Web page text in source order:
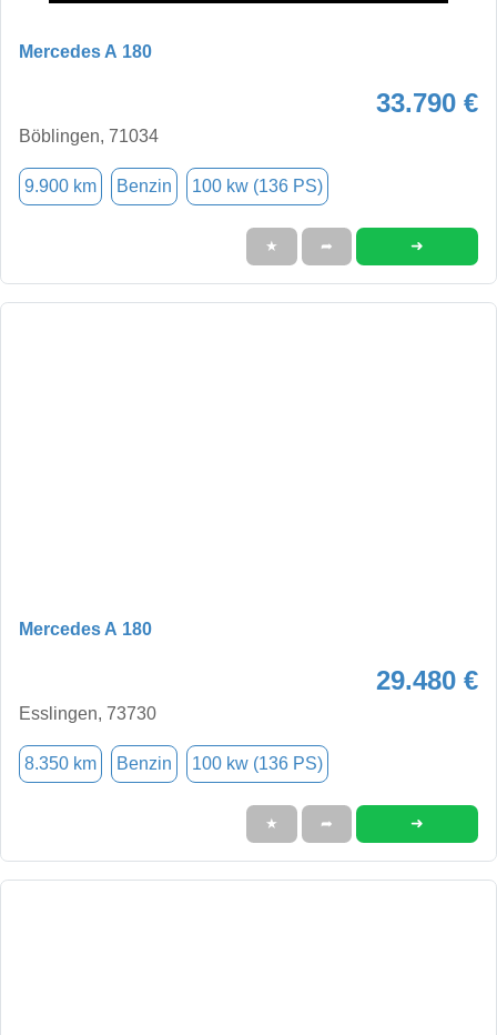
Mercedes A 180
33.790 €
Böblingen, 71034
9.900 km Benzin 100 kw (136 PS)
★ ➦ ➜
Mercedes A 180
29.480 €
Esslingen, 73730
8.350 km Benzin 100 kw (136 PS)
★ ➦ ➜